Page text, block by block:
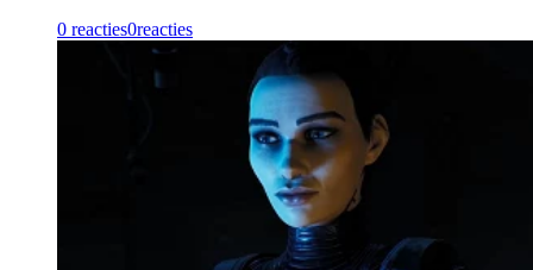
0 reacties0reacties